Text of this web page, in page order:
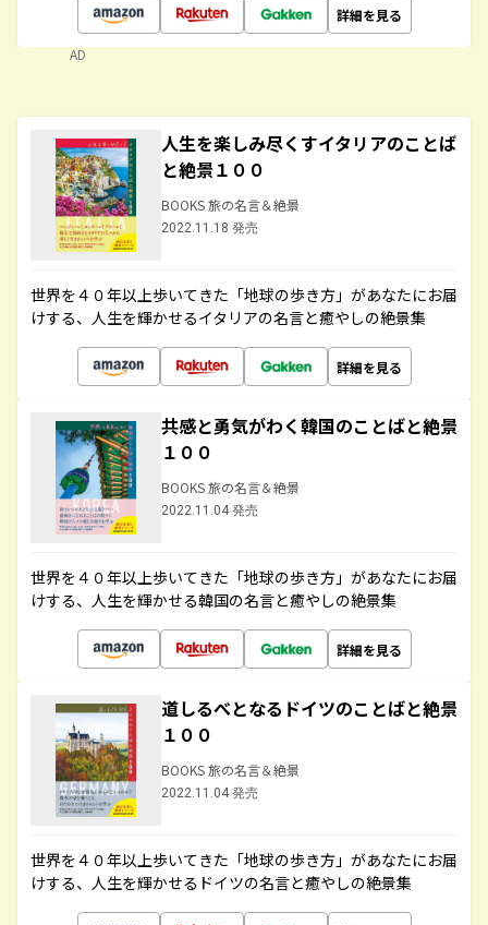
詳細を見る
AD
人生を楽しみ尽くすイタリアのことば
と絶景１００
BOOKS 旅の名言＆絶景
2022.11.18 発売
世界を４０年以上歩いてきた「地球の歩き方」があなたにお届
けする、人生を輝かせるイタリアの名言と癒やしの絶景集
詳細を見る
共感と勇気がわく韓国のことばと絶景
１００
BOOKS 旅の名言＆絶景
2022.11.04 発売
世界を４０年以上歩いてきた「地球の歩き方」があなたにお届
けする、人生を輝かせる韓国の名言と癒やしの絶景集
詳細を見る
道しるべとなるドイツのことばと絶景
１００
BOOKS 旅の名言＆絶景
2022.11.04 発売
世界を４０年以上歩いてきた「地球の歩き方」があなたにお届
けする、人生を輝かせるドイツの名言と癒やしの絶景集